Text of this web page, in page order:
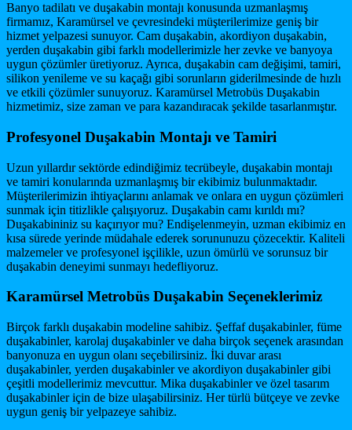
Banyo tadilatı ve duşakabin montajı konusunda uzmanlaşmış
firmamız, Karamürsel ve çevresindeki müşterilerimize geniş bir
hizmet yelpazesi sunuyor. Cam duşakabin, akordiyon duşakabin,
yerden duşakabin gibi farklı modellerimizle her zevke ve banyoya
uygun çözümler üretiyoruz. Ayrıca, duşakabin cam değişimi, tamiri,
silikon yenileme ve su kaçağı gibi sorunların giderilmesinde de hızlı
ve etkili çözümler sunuyoruz. Karamürsel Metrobüs Duşakabin
hizmetimiz, size zaman ve para kazandıracak şekilde tasarlanmıştır.
Profesyonel Duşakabin Montajı ve Tamiri
Uzun yıllardır sektörde edindiğimiz tecrübeyle, duşakabin montajı
ve tamiri konularında uzmanlaşmış bir ekibimiz bulunmaktadır.
Müşterilerimizin ihtiyaçlarını anlamak ve onlara en uygun çözümleri
sunmak için titizlikle çalışıyoruz. Duşakabin camı kırıldı mı?
Duşakabininiz su kaçırıyor mu? Endişelenmeyin, uzman ekibimiz en
kısa sürede yerinde müdahale ederek sorununuzu çözecektir. Kaliteli
malzemeler ve profesyonel işçilikle, uzun ömürlü ve sorunsuz bir
duşakabin deneyimi sunmayı hedefliyoruz.
Karamürsel Metrobüs Duşakabin Seçeneklerimiz
Birçok farklı duşakabin modeline sahibiz. Şeffaf duşakabinler, füme
duşakabinler, karolaj duşakabinler ve daha birçok seçenek arasından
banyonuza en uygun olanı seçebilirsiniz. İki duvar arası
duşakabinler, yerden duşakabinler ve akordiyon duşakabinler gibi
çeşitli modellerimiz mevcuttur. Mika duşakabinler ve özel tasarım
duşakabinler için de bize ulaşabilirsiniz. Her türlü bütçeye ve zevke
uygun geniş bir yelpazeye sahibiz.